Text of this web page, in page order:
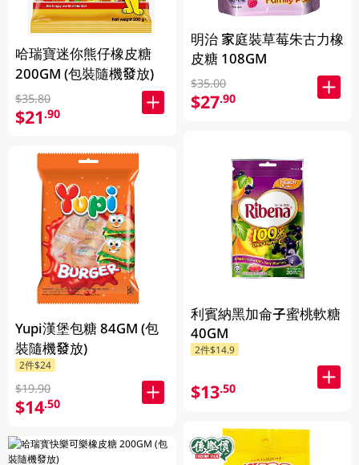
哈瑞寶迷你熊仔橡皮糖
200GM (包裝隨機發放)
$35.80
$21.90
Yupi漢堡包糖 84GM (包
裝隨機發放)
2件$24
$19.90
$14.50
明治 家庭裝草莓朱古力橡
皮糖 108GM
$35.00
$27.90
利賓納黑加侖子蜜桃軟糖
40GM
2件$14.9
$13.50